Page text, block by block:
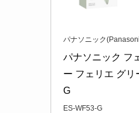
パナソニック
パナソニック フ
ー フェリエ グリ
G
ES-WF53-G